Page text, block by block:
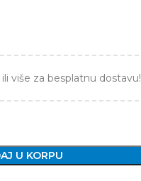
više za besplatnu dostavu!
U KORPU